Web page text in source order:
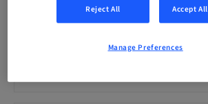
0.00 Points
Reject All Accept
Manage Preferences